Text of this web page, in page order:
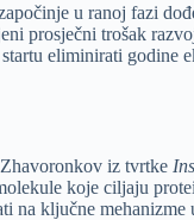
u ranoj fazi
prosječni trošak
eliminirati godine
iz tvrtke
koje ciljaju
ključne